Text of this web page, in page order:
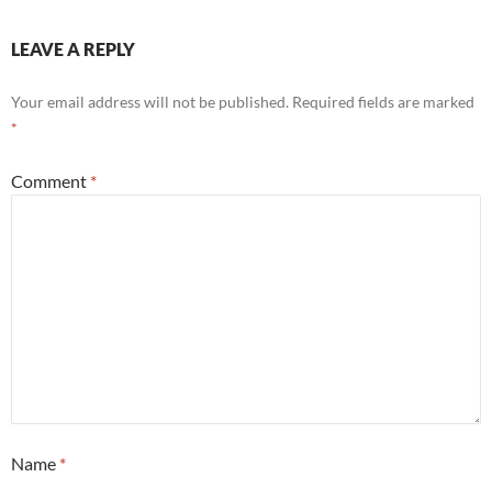
LEAVE A REPLY
Your email address will not be published. Required fields are marked
*
Comment *
Name *